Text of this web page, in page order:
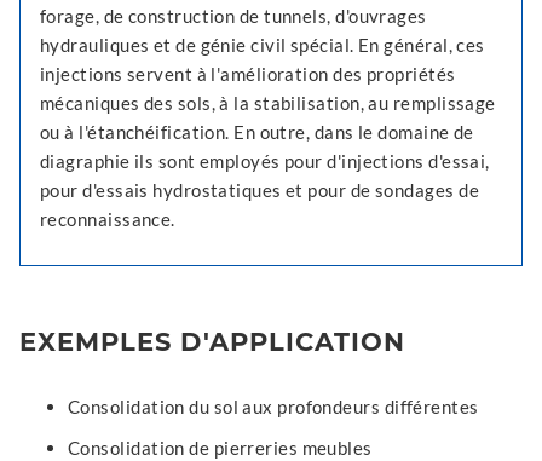
forage, de construction de tunnels, d'ouvrages
hydrauliques et de génie civil spécial. En général, ces
injections servent à l'amélioration des propriétés
mécaniques des sols, à la stabilisation, au remplissage
ou à l'étanchéification. En outre, dans le domaine de
diagraphie ils sont employés pour d'injections d'essai,
pour d'essais hydrostatiques et pour de sondages de
reconnaissance.
EXEMPLES D'APPLICATION
Consolidation du sol aux profondeurs différentes
Consolidation de pierreries meubles